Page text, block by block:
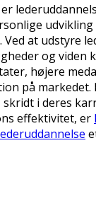
at udstyre
og viden
højere
på markedet.
i deres
effektivitet, er